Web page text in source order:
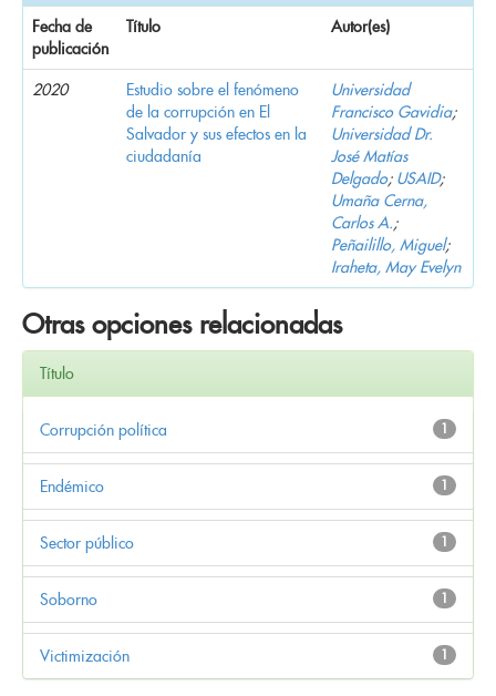
Fecha de
publicación
Título Autor(es)
2020
Estudio sobre el fenómeno
de la corrupción en El
Salvador y sus efectos en la
ciudadanía
Universidad
Francisco Gavidia;
Universidad Dr.
José Matías
Delgado; USAID;
Umaña Cerna,
Carlos A.;
Peñailillo, Miguel;
Iraheta, May Evelyn
Otras opciones relacionadas
Título
1
Corrupción política
1
Endémico
1
Sector público
1
Soborno
1
Victimización